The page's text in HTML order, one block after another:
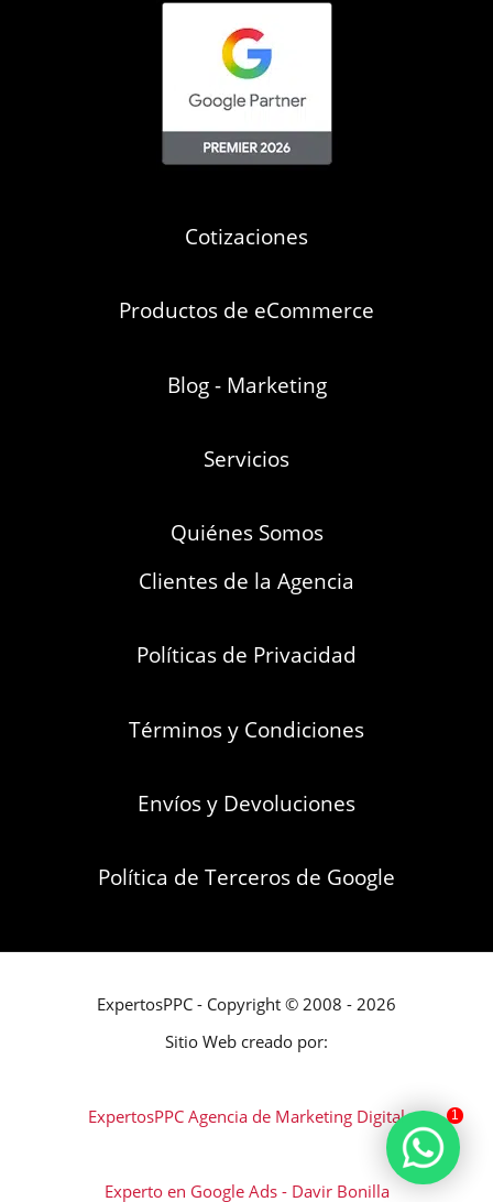
Cotizaciones
Productos de eCommerce
Blog - Marketing
Servicios
Quiénes Somos
Clientes de la Agencia
Políticas de Privacidad
Términos y Condiciones
Envíos y Devoluciones
Política de Terceros de Google
ExpertosPPC - Copyright © 2008 - 2026
Sitio Web creado por:
ExpertosPPC Agencia de Marketing Digital
Experto en Google Ads - Davir Bonilla
1